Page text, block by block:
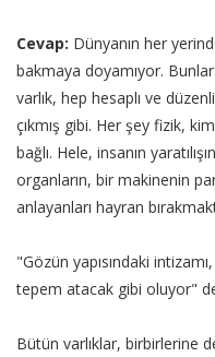
Cevap: Dünyanın her
bakmaya doyamıyor.
varlık, hep hesaplı ve
çıkmış gibi. Her şey fizik,
bağlı. Hele, insanın
organların, bir makinenin
anlayanları hayran
"Gözün yapısındaki
tepem atacak gibi oluyor"
Bütün varlıklar, birbirlerine